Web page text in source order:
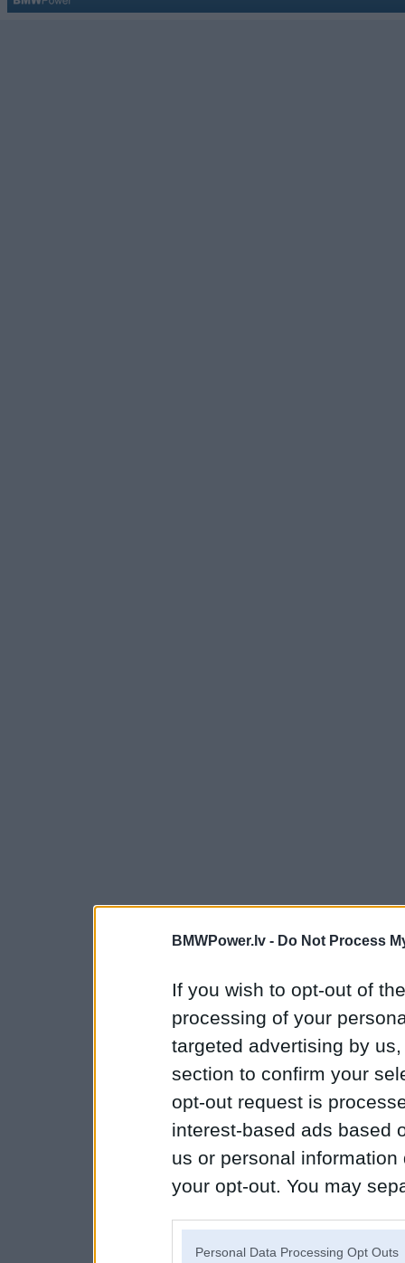
BMWPower.lv - Do Not Process
If you wish to opt-out of
processing of your
targeted advertising by
section to confirm your
opt-out request is
interest-based ads based
us or personal
your opt-out. You may
Personal Data Processing Opt Outs